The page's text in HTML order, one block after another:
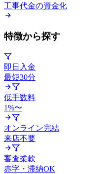
工事代金の資金化
特徴から探す
即日入金
最短30分
低手数料
1%〜
オンライン完結
来店不要
審査柔軟
赤字・滞納OK